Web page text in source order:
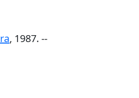
, 1987. --